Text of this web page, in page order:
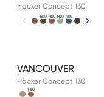
Häcker Concept 130
NEU NEU NEU NEU
VANCOUVER
Häcker Concept 130
Available colors
NEU